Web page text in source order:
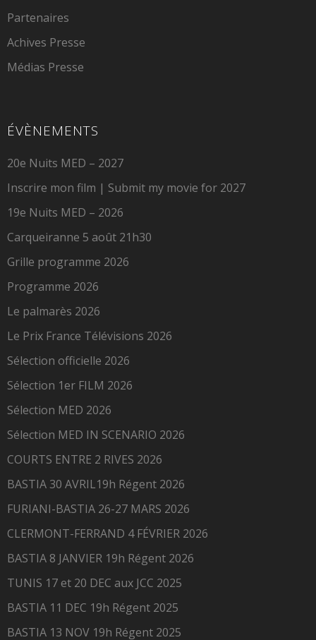
Partenaires
Achives Presse
Médias Presse
ÉVÈNEMENTS
20e Nuits MED – 2027
Inscrire mon film | Submit my movie for 2027
19e Nuits MED – 2026
Carqueiranne 5 août 21h30
Grille programme 2026
Programme 2026
Le palmarès 2026
Le Prix France Télévisions 2026
Sélection officielle 2026
Sélection 1er FILM 2026
Sélection MED 2026
Sélection MED IN SCENARIO 2026
COURTS ENTRE 2 RIVES 2026
BASTIA 30 AVRIL19h Régent 2026
FURIANI-BASTIA 26-27 MARS 2026
CLERMONT-FERRAND 4 FÉVRIER 2026
BASTIA 8 JANVIER 19h Régent 2026
TUNIS 17 et 20 DEC aux JCC 2025
BASTIA 11 DEC 19h Régent 2025
BASTIA 13 NOV 19h Régent 2025